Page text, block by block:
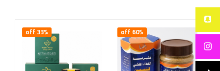
60% off
33% off